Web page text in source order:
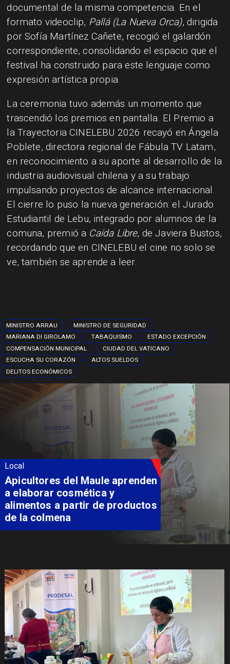
documental de la misma competencia. En el
formato videoclip, Pallá (La Nueva Orca), dirigida
por Sofía Martínez Cañete, recogió el galardón
correspondiente, consolidando el espacio que el
festival ha construido para este lenguaje como
expresión artística propia.
La ceremonia tuvo además un momento que
trascendió los premios en pantalla. El Premio a
la Trayectoria CINELEBU 2026 recayó en Ángela
Poblete, directora regional de Fábula TV Latam,
en reconocimiento a su aporte al desarrollo de la
industria audiovisual chilena y a su trabajo
impulsando proyectos de alcance internacional.
El cierre lo puso la nueva generación: el Jurado
Estudiantil de Lebu, integrado por alumnos de la
comuna, premió a Caída Libre, de Javiera Bustos,
recordando que en CINELEBU el cine no solo se
ve, también se aprende a leer.
MINISTRO ARRAU
MINISTRO DE SEGURIDAD
MARIANA DI GIROLAMO
TABAQUISMO
ESTADO EXCEPCIÓN
COMPENSACIÓN MUNICIPAL
CIUDAD DEL VATICANO
ESCUCHA SU CORAZÓN
ALTOS SUELDOS
DELITOS ECONÓMICOS
Local
Apicultores del Maule aprenden
a elaborar cosmética y
alimentos a partir de productos
de la colmena